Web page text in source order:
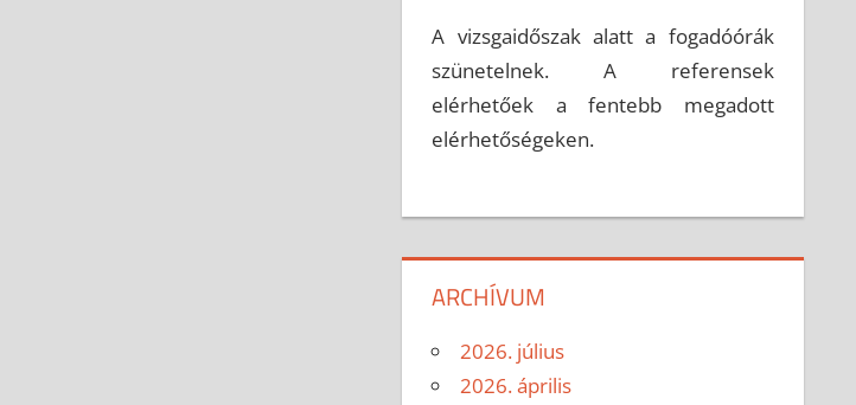
A vizsgaidőszak alatt a fogadóórák
szünetelnek. A referensek
elérhetőek a fentebb megadott
elérhetőségeken.
ARCHÍVUM
2026. július
2026. április